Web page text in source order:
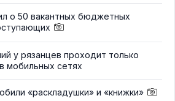
о 50 вакантных бюджетных
у рязанцев проходит только
мобильных сетях
«раскладушки» и «книжки»